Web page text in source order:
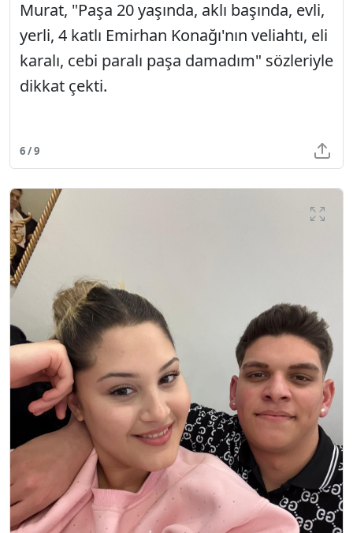
Murat, "Paşa 20 yaşında, aklı başında, evli,
yerli, 4 katlı Emirhan Konağı'nın veliahtı, eli
karalı, cebi paralı paşa damadım" sözleriyle
dikkat çekti.
6 / 9